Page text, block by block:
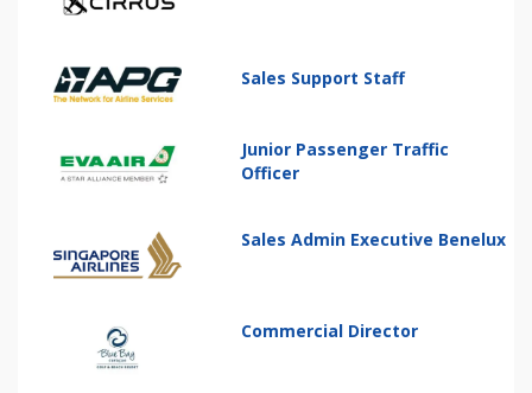
Sales Support Staff
Junior Passenger Traffic
Officer
Sales Admin Executive Benelux
Commercial Director